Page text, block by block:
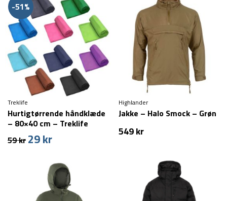
-51%
Treklife
Hurtigtørrende håndklæde
– 80×40 cm – Treklife
59kr Den
59 kr.
29krDen
pris
er:
29 kr.
Highlander
Jakke – Halo Smock – Grøn
549kr